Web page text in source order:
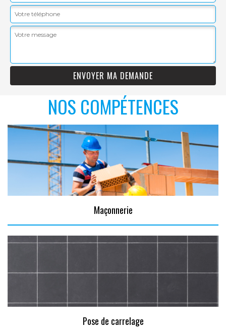
NOS COMPÉTENCES
Maçonnerie
Pose de carrelage